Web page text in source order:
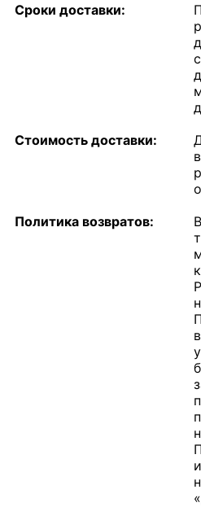
Сроки доставки:
Стоимость доставки:
Политика возвратов: